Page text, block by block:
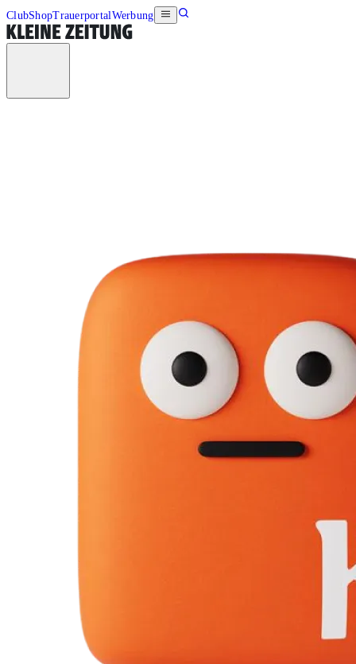
ClubShopTrauerportalWerbung